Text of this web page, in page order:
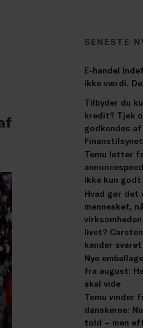
SENESTE
E-handel
ikke værdi.
Tilbyder du
kredit? Tjek
godkendes af
Finanstilsynet
Temu letter
ikke kun godt
Hvad gør det
mennesket,
livet?
kender svaret
Nye
fra august:
skal vide
Temu vinder
danskerne:
told – men